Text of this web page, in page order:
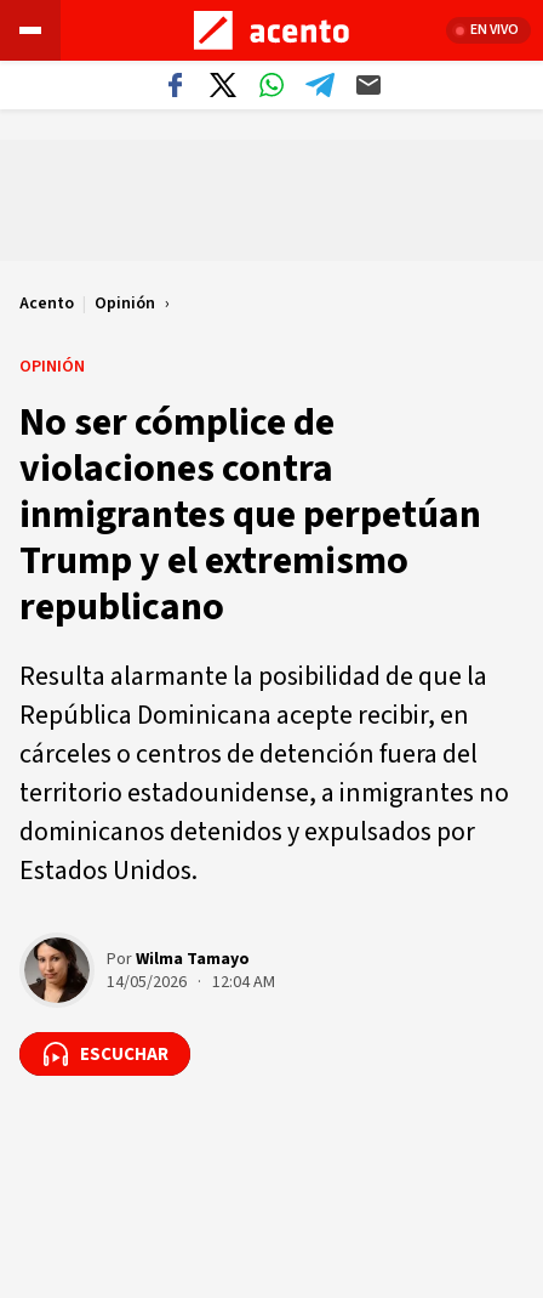
EN VIVO
Acento | Opinión
OPINIÓN
No ser cómplice de
violaciones contra
inmigrantes que perpetúan
Trump y el extremismo
republicano
Resulta alarmante la posibilidad de que la
República Dominicana acepte recibir, en
cárceles o centros de detención fuera del
territorio estadounidense, a inmigrantes no
dominicanos detenidos y expulsados por
Estados Unidos.
PorWilma Tamayo
14/05/2026 · 12:04 AM
ESCUCHAR
ESCUCHAR